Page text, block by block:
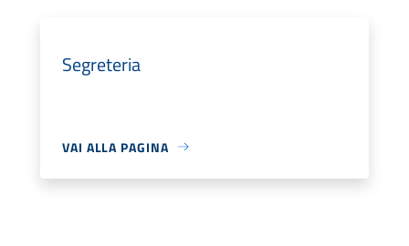
Segreteria
VAI ALLA PAGINA